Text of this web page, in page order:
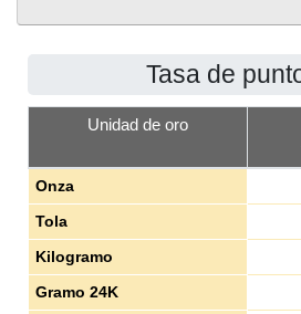
Tasa de
Unidad de oro
Onza
Tola
Kilogramo
Gramo 24K